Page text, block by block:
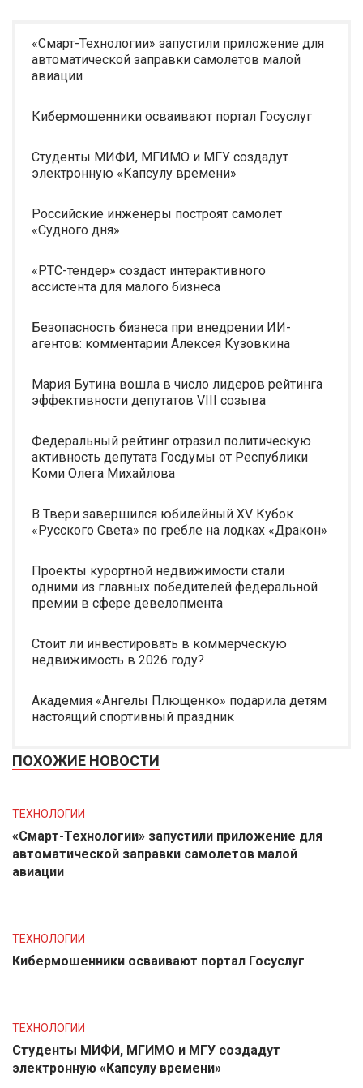
«Смарт-Технологии» запустили приложение для
автоматической заправки самолетов малой
авиации
Кибермошенники осваивают портал Госуслуг
Студенты МИФИ, МГИМО и МГУ создадут
электронную «Капсулу времени»
Российские инженеры построят самолет
«Судного дня»
«РТС-тендер» создаст интерактивного
ассистента для малого бизнеса
Безопасность бизнеса при внедрении ИИ-
агентов: комментарии Алексея Кузовкина
Мария Бутина вошла в число лидеров рейтинга
эффективности депутатов VIII созыва
Федеральный рейтинг отразил политическую
активность депутата Госдумы от Республики
Коми Олега Михайлова
В Твери завершился юбилейный XV Кубок
«Русского Света» по гребле на лодках «Дракон»
Проекты курортной недвижимости стали
одними из главных победителей федеральной
премии в сфере девелопмента
Стоит ли инвестировать в коммерческую
недвижимость в 2026 году?
Академия «Ангелы Плющенко» подарила детям
настоящий спортивный праздник
ПОХОЖИЕ НОВОСТИ
ТЕХНОЛОГИИ
«Смарт-Технологии» запустили приложение для
автоматической заправки самолетов малой
авиации
ТЕХНОЛОГИИ
Кибермошенники осваивают портал Госуслуг
ТЕХНОЛОГИИ
Студенты МИФИ, МГИМО и МГУ создадут
электронную «Капсулу времени»